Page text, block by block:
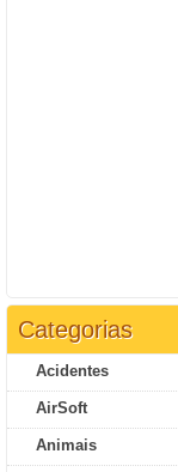
Categorias
Acidentes
AirSoft
Animais